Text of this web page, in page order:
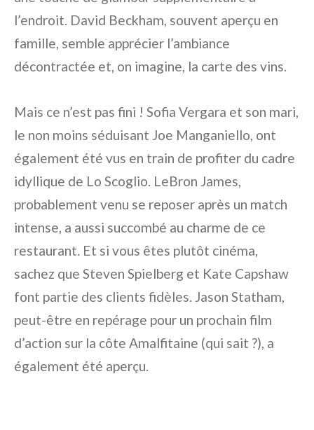
l’endroit. David Beckham, souvent aperçu en
famille, semble apprécier l’ambiance
décontractée et, on imagine, la carte des vins.
Mais ce n’est pas fini ! Sofia Vergara et son mari,
le non moins séduisant Joe Manganiello, ont
également été vus en train de profiter du cadre
idyllique de Lo Scoglio. LeBron James,
probablement venu se reposer après un match
intense, a aussi succombé au charme de ce
restaurant. Et si vous êtes plutôt cinéma,
sachez que Steven Spielberg et Kate Capshaw
font partie des clients fidèles. Jason Statham,
peut-être en repérage pour un prochain film
d’action sur la côte Amalfitaine (qui sait ?), a
également été aperçu.